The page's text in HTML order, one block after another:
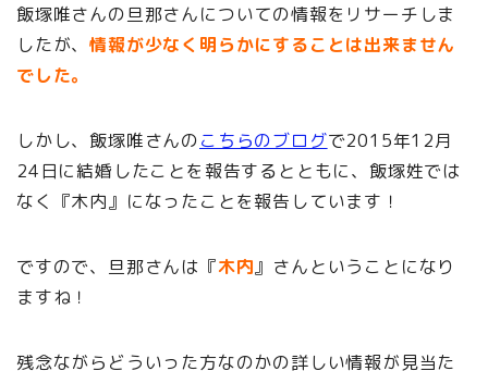
飯塚唯さんの旦那さんについての情報をリサーチしま
したが、情報が少なく明らかにすることは出来ません
でした。
しかし、飯塚唯さんのこちらのブログで2015年12月
24日に結婚したことを報告するとともに、飯塚姓では
なく『木内』になったことを報告しています！
ですので、旦那さんは『木内』さんということになり
ますね！
残念ながらどういった方なのかの詳しい情報が見当た